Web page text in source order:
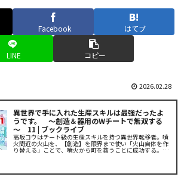
Facebook はてブ
LINE コピー
2026.02.28
異世界で手に入れた生産スキルは最強だったよ
うです。 ～創造＆器用のWチートで無双する
～ 11 | ブックライブ
高坂コウはチート級の生産スキルを持つ異世界転移者。噴
火間近の火山を、【創造】を限界まで使い「火山自体を作
り替える」ことで、噴火から町を救うことに成功する。よ
うやく危機を抜け出したと思ったその矢先、コウは災厄の